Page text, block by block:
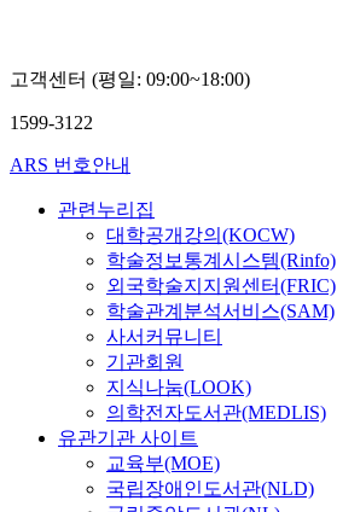
고객센터 (평일: 09:00~18:00)
1599-3122
ARS 번호안내
관련누리집
대학공개강의(KOCW)
학술정보통계시스템(Rinfo)
외국학술지지원센터(FRIC)
학술관계분석서비스(SAM)
사서커뮤니티
기관회원
지식나눔(LOOK)
의학전자도서관(MEDLIS)
유관기관 사이트
교육부(MOE)
국립장애인도서관(NLD)